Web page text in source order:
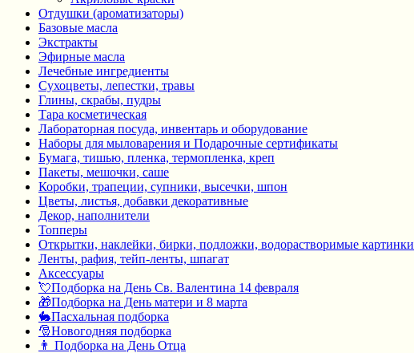
Отдушки (ароматизаторы)
Базовые масла
Экстракты
Эфирные масла
Лечебные ингредиенты
Сухоцветы, лепестки, травы
Глины, скрабы, пудры
Тара косметическая
Лабораторная посуда, инвентарь и оборудование
Наборы для мыловарения и Подарочные сертификаты
Бумага, тишью, пленка, термопленка, креп
Пакеты, мешочки, саше
Коробки, трапеции, супники, высечки, шпон
Цветы, листья, добавки декоративные
Декор, наполнители
Топперы
Открытки, наклейки, бирки, подложки, водорастворимые картинки
Ленты, рафия, тейп-ленты, шпагат
Аксессуары
💘Подборка на День Св. Валентина 14 февраля
🎁Подборка на День матери и 8 марта
🐇Пасхальная подборка
🎅Новогодняя подборка
👨 Подборка на День Отца